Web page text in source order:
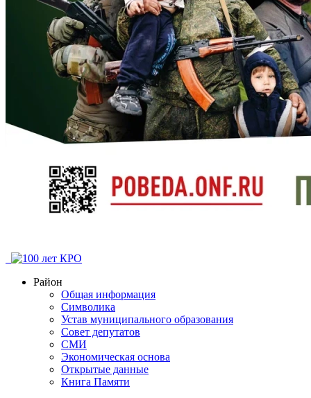
Район
Общая информация
Символика
Устав муниципального образования
Совет депутатов
СМИ
Экономическая основа
Открытые данные
Книга Памяти